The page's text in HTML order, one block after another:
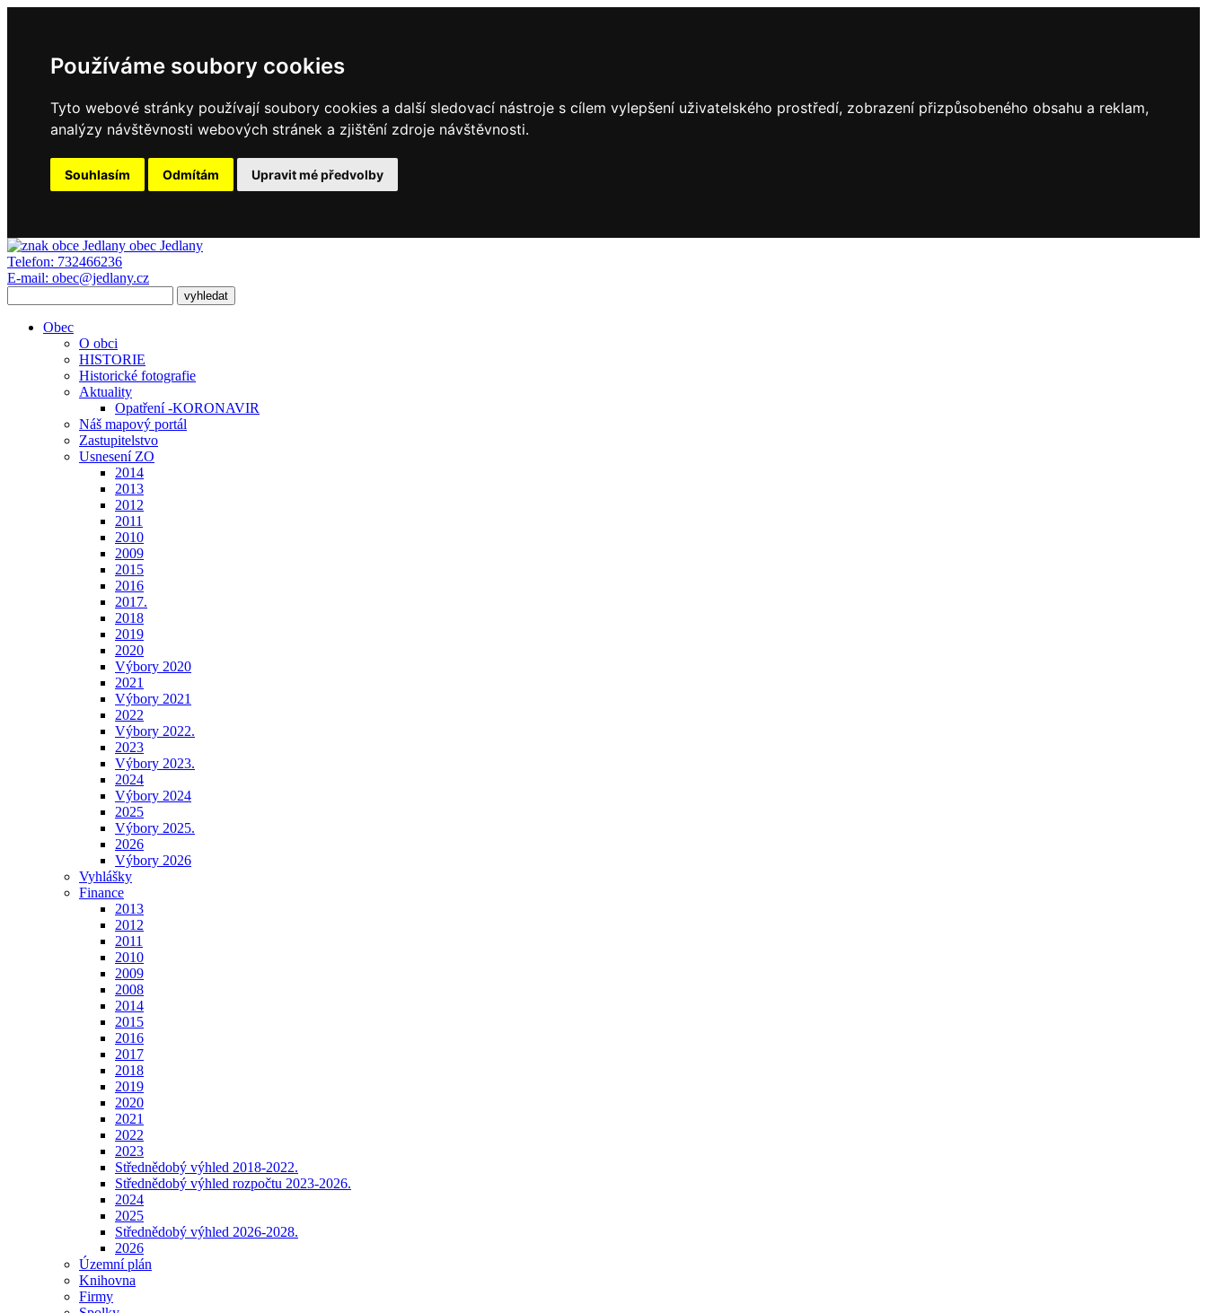
Používáme soubory cookies
Tyto webové stránky používají soubory cookies a další sledovací nástroje s cílem vylepšení uživatelského prostředí, zobrazení přizpůsobeného obsahu a reklam,
analýzy návštěvnosti webových stránek a zjištění zdroje návštěvnosti.
Souhlasím Odmítám Upravit mé předvolby
obec Jedlany
Telefon: 732466236
E-mail: obec@jedlany.cz
Obec
O obci
HISTORIE
Historické fotografie
Aktuality
Opatření -KORONAVIR
Náš mapový portál
Zastupitelstvo
Usnesení ZO
2014
2013
2012
2011
2010
2009
2015
2016
2017.
2018
2019
2020
Výbory 2020
2021
Výbory 2021
2022
Výbory 2022.
2023
Výbory 2023.
2024
Výbory 2024
2025
Výbory 2025.
2026
Výbory 2026
Vyhlášky
Finance
2013
2012
2011
2010
2009
2008
2014
2015
2016
2017
2018
2019
2020
2021
2022
2023
Střednědobý výhled 2018-2022.
Střednědobý výhled rozpočtu 2023-2026.
2024
2025
Střednědobý výhled 2026-2028.
2026
Územní plán
Knihovna
Firmy